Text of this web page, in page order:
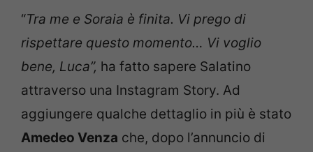
“Tra me e Soraia è finita. Vi prego di
rispettare questo momento… Vi voglio
bene, Luca”, ha fatto sapere Salatino
attraverso una Instagram Story. Ad
aggiungere qualche dettaglio in più è stato
Amedeo Venza che, dopo l’annuncio di